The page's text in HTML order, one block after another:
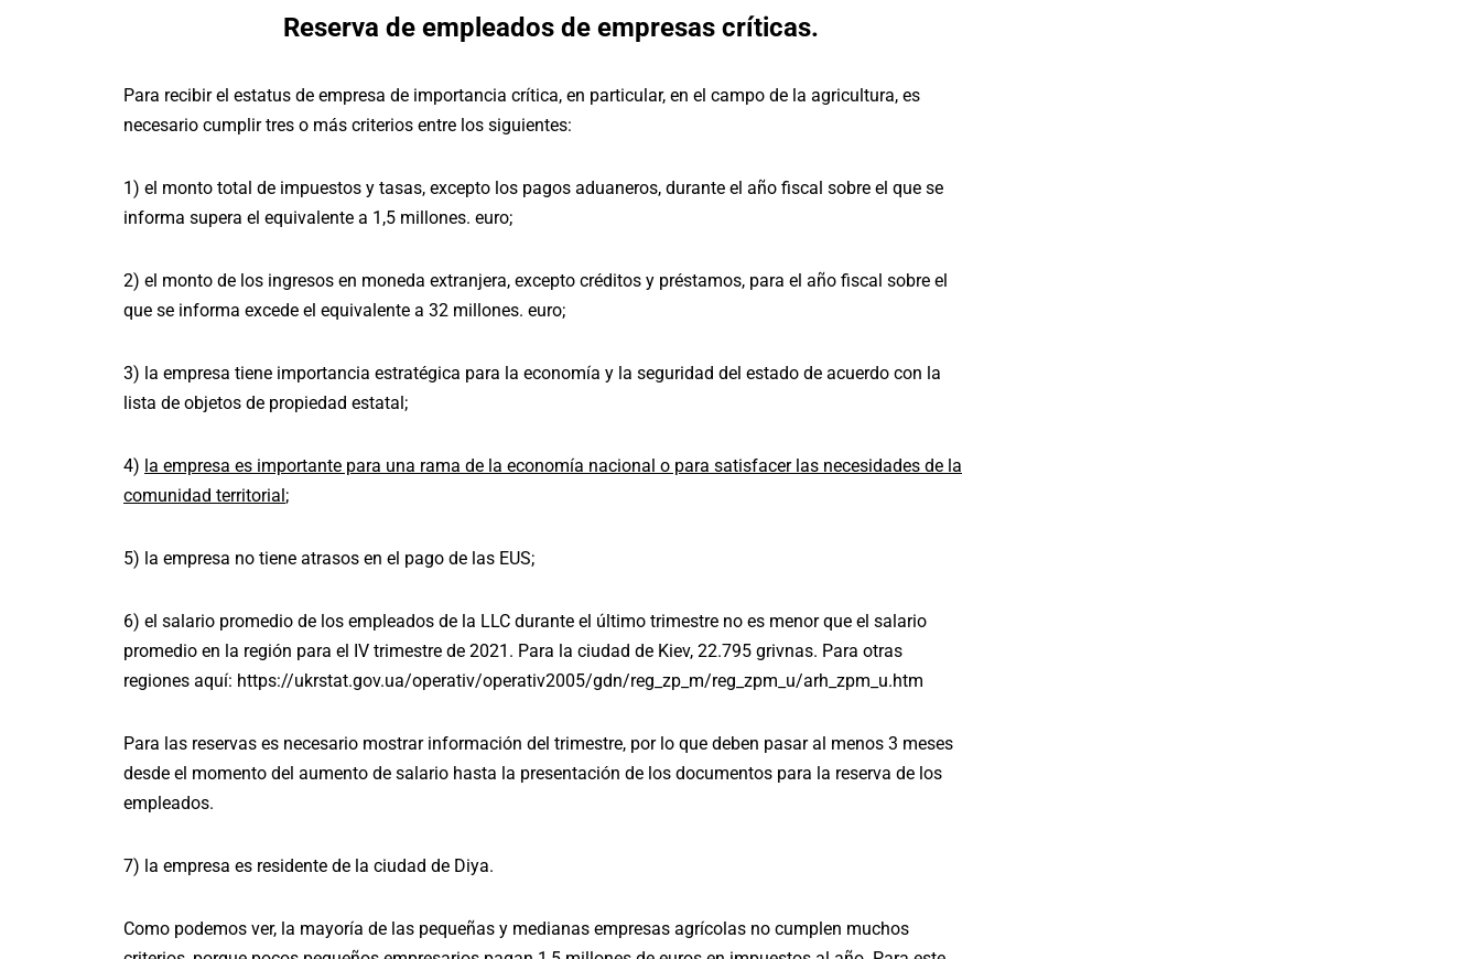
Reserva de empleados de empresas críticas.
Para recibir el estatus de empresa de importancia crítica, en particular, en el campo de la agricultura, es
necesario cumplir tres o más criterios entre los siguientes:
1) el monto total de impuestos y tasas, excepto los pagos aduaneros, durante el año fiscal sobre el que se
informa supera el equivalente a 1,5 millones. euro;
2) el monto de los ingresos en moneda extranjera, excepto créditos y préstamos, para el año fiscal sobre el
que se informa excede el equivalente a 32 millones. euro;
3) la empresa tiene importancia estratégica para la economía y la seguridad del estado de acuerdo con la
lista de objetos de propiedad estatal;
4) la empresa es importante para una rama de la economía nacional o para satisfacer las necesidades de la
comunidad territorial ;
5) la empresa no tiene atrasos en el pago de las EUS;
6) el salario promedio de los empleados de la LLC durante el último trimestre no es menor que el salario
promedio en la región para el IV trimestre de 2021. Para la ciudad de Kiev, 22.795 grivnas. Para otras
regiones aquí: https://ukrstat.gov.ua/operativ/operativ2005/gdn/reg_zp_m/reg_zpm_u/arh_zpm_u.htm
Para las reservas es necesario mostrar información del trimestre, por lo que deben pasar al menos 3 meses
desde el momento del aumento de salario hasta la presentación de los documentos para la reserva de los
empleados.
7) la empresa es residente de la ciudad de Diya.
Como podemos ver, la mayoría de las pequeñas y medianas empresas agrícolas no cumplen muchos